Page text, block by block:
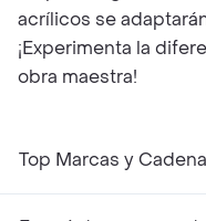
acrílicos se
¡Experimenta la
obra maestra!
Top Marcas y